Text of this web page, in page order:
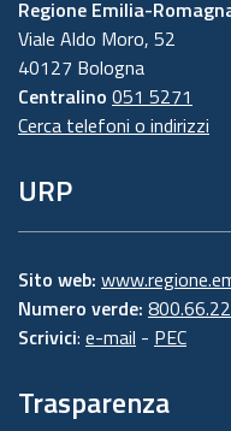
Regione Emilia-
Viale Aldo Moro, 52
40127 Bologna
Centralino 051 5271
Cerca telefoni o indirizzi
URP
Sito web:
Numero verde:
Scrivici: e-mail - PEC
Trasparenza